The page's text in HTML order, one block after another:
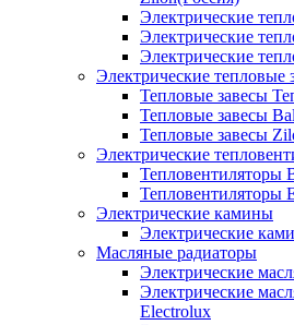
Электрические
Электрические
Электрические
Электрические тепловые
Тепловые завесы
Тепловые завесы
Тепловые завесы
Электрические
Тепловентиляторы
Тепловентиляторы
Электрические камины
Электрические
Масляные радиаторы
Электрические
Электрические
Electrolux